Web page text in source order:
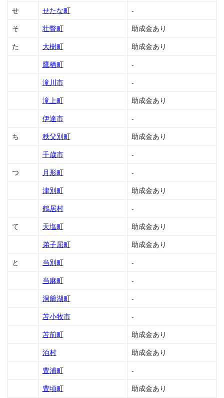
大空
助成
奥尻
町の
助成
町の
1.34
町の
部町
成金
1.36
市の
1.37
子府
村の
助成
せ せたな町 -
そ 壮瞥町 助成金あり
た 大樹町 助成金あり
鷹栖町 -
滝川市 -
滝上町 助成金あり
伊達市 -
ち 秩父別町 助成金あり
千歳市 -
つ 月形町 -
津別町 助成金あり
鶴居村 -
て 天塩町 助成金あり
弟子屈町 助成金あり
と 当別町 -
当麻町 -
洞爺湖町 -
苫小牧市 -
苫前町 助成金あり
泊村 助成金あり
豊浦町 -
豊頃町 助成金あり